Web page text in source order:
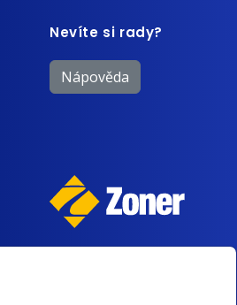
Nevíte si rady?
Nápověda